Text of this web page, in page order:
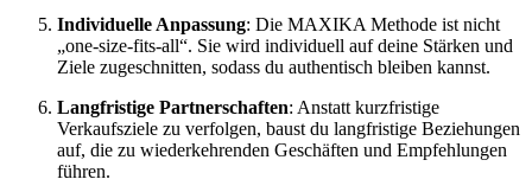
Individuelle Anpassung: Die MAXIKA Methode ist nicht
„one-size-fits-all“. Sie wird individuell auf deine Stärken und
Ziele zugeschnitten, sodass du authentisch bleiben kannst.
Langfristige Partnerschaften: Anstatt kurzfristige
Verkaufsziele zu verfolgen, baust du langfristige Beziehungen
auf, die zu wiederkehrenden Geschäften und Empfehlungen
führen.